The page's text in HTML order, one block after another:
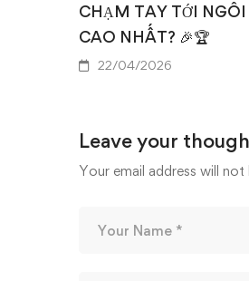
CHẠM TAY TỚI NGÔI
CAO NHẤT? 🎉🏆
22/04/2026
Leave your
Your email address will not